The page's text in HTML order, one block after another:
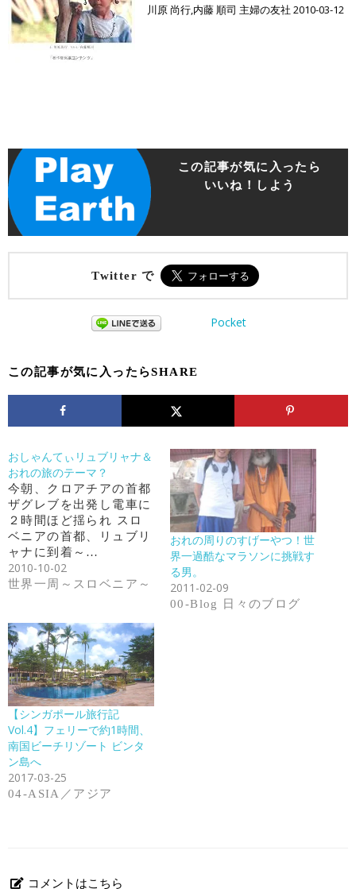
川原 尚行,内藤 順司 主婦の友社 2010-03-12
この記事が気に入ったら
いいね！しよう
Twitter で
Pocket
この記事が気に入ったらSHARE
おしゃんてぃリュブリャナ＆
おれの旅のテーマ？
今朝、クロアチアの首都
ザグレブを出発し電車に
２時間ほど揺られ スロ
ベニアの首都、リュブリ
ャナに到着～…
2010-10-02
世界一周～スロベニア～
おれの周りのすげーやつ！世
界一過酷なマラソンに挑戦す
る男。
2011-02-09
00-Blog 日々のブログ
【シンガポール旅行記
Vol.4】フェリーで約1時間、
南国ビーチリゾート ビンタ
ン島へ
2017-03-25
04-ASIA／アジア
コメントはこちら